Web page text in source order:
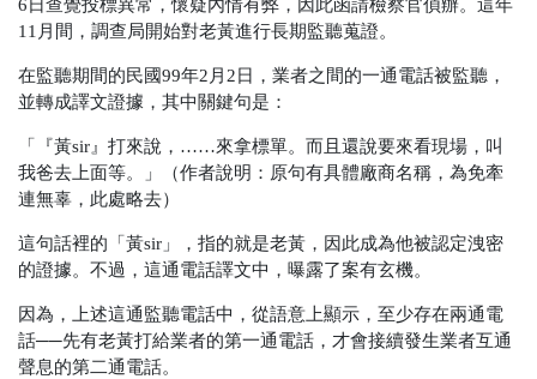
6日查覺投標異常，懷疑內情有弊，因此函請檢察官偵辦。這年
11月間，調查局開始對老黃進行長期監聽蒐證。
在監聽期間的民國99年2月2日，業者之間的一通電話被監聽，
並轉成譯文證據，其中關鍵句是：
「『黃sir』打來說，……來拿標單。而且還說要來看現場，叫
我爸去上面等。」
（作者說明：原句有具體廠商名稱，為免牽
連無辜，此處略去）
這句話裡的「黃sir」，指的就是老黃，因此成為他被認定洩密
的證據。不過，這通電話譯文中，曝露了案有玄機。
因為，上述這通監聽電話中，從語意上顯示，至少存在兩通電
話──先有老黃打給業者的第一通電話，才會接續發生業者互通
聲息的第二通電話。